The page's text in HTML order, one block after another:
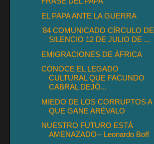
EL PAPA ANTE LA GUERRA
'84 COMUNICADO CÍRCULO DE
SILENCIO 12 DE JULIO DE ...
EMIGRACIONES DE ÁFRICA
CONOCE EL LEGADO
CULTURAL QUE FACUNDO
CABRAL DEJÓ...
MIEDO DE LOS CORRUPTOS A
QUE GANE ARÉVALO
NUESTRO FUTURO ESTÁ
AMENAZADO-- Leonardo Boff